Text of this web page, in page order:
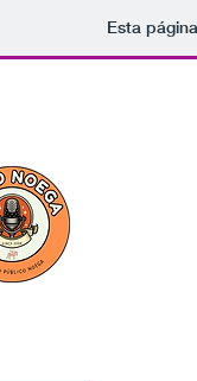
Esta